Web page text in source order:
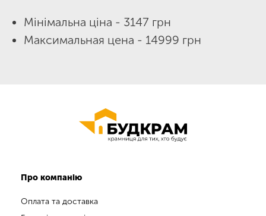
Мінімальна ціна - 3147 грн
Максимальная цена - 14999 грн
Про компанію
Оплата та доставка